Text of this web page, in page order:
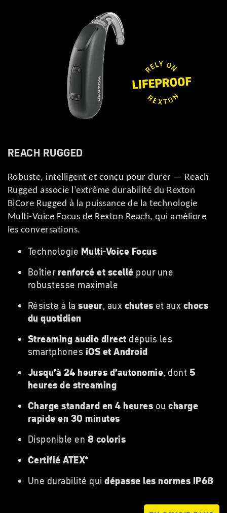
REACH RUGGED
Robuste, intelligent et conçu pour durer — Reach
Rugged associe l’extrême durabilité du Rexton
BiCore Rugged à la puissance de la technologie
Multi-Voice Focus de Rexton Reach, qui améliore
les conversations.
Technologie Multi-Voice Focus
Boîtierrenforcé et scellé pour une
robustesse maximale
Résiste à lasueur, aux chutes et aux chocs
du quotidien
Streaming audio direct depuis les
smartphones iOS et Android
Jusqu’à 24 heures d’autonomie, dont 5
heures de streaming
Charge standard en 4 heures oucharge
rapide en 30 minutes
Disponible en 8 coloris
Certifié ATEX*
Une durabilité quidépasse les normes IP68